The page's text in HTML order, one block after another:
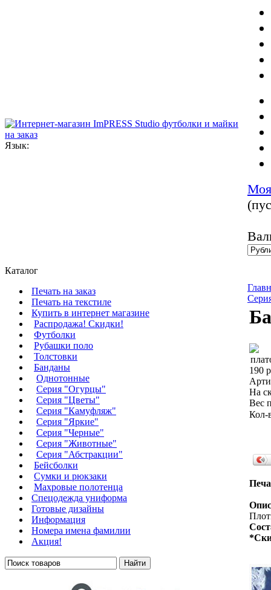
Язык:
Каталог
Печать на заказ
Печать на текстиле
Купить в интернет магазине
Распродажа! Скидки!
Футболки
Рубашки поло
Толстовки
Банданы
Однотонные
Серия "Огурцы"
Серия "Цветы"
Серия "Камуфляж"
Серия "Яркие"
Серия "Черные"
Серия "Животные"
Серия "Абстракции"
Бейсболки
Сумки и рюкзаки
Махровые полотенца
Cпецодежда униформа
Готовые дизайны
Информация
Номера имена фамилии
Акция!
190
На
Вес
Кол-